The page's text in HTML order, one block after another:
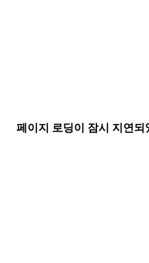
페이지 로딩이 잠시 지연